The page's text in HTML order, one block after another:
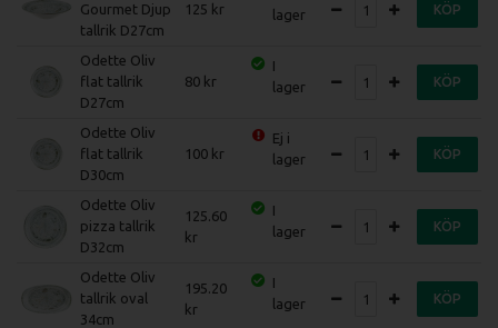
Gourmet Djup
tallrik D27cm
125
lager
KÖP
Odette Oliv
flat tallrik
D27cm
80
I
lager
KÖP
Odette Oliv
flat tallrik
D30cm
100
Ej i
lager
KÖP
Odette Oliv
pizza tallrik
D32cm
125.60
I
lager
KÖP
Odette Oliv
tallrik oval
34cm
195.20
I
lager
KÖP